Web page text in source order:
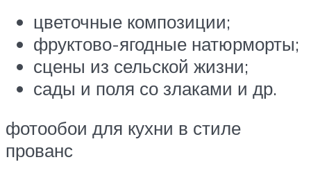
цветочные композиции;
фруктово-ягодные натюрморты;
сцены из сельской жизни;
сады и поля со злаками и др.
фотообои для кухни в стиле
прованс